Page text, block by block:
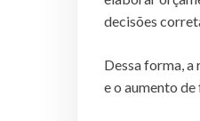
decisões
Dessa forma,
e o aumento